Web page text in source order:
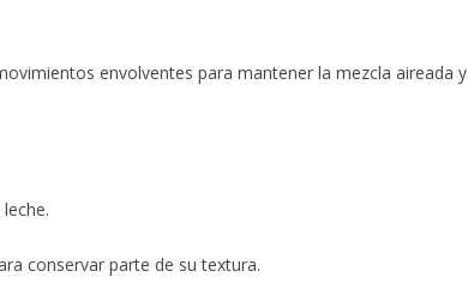
envolventes para mantener la mezcla aireada y
conservar parte de su textura.